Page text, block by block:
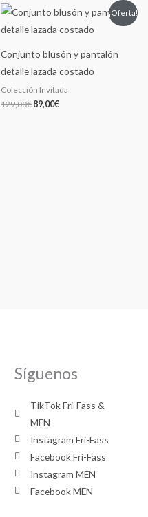
¡Oferta!
Conjunto blusón y pantalón
detalle lazada costado
Colección Invitada
129,00€
precio
original
129,00€.
89,00€
El
precio
actual
89,00€.
Síguenos
TikTok Fri-Fass &
MEN
Instagram Fri-Fass
Facebook Fri-Fass
Instagram MEN
Facebook MEN